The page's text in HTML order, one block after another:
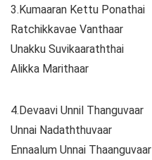
3.Kumaaran Kettu Ponathai
Ratchikkavae Vanthaar
Unakku Suvikaaraththai
Alikka Marithaar
4.Devaavi Unnil Thanguvaar
Unnai Nadaththuvaar
Ennaalum Unnai Thaanguvaar